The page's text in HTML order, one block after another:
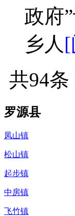
政府
乡人 [
共94条
罗源县
凤山镇
松山镇
起步镇
中房镇
飞竹镇